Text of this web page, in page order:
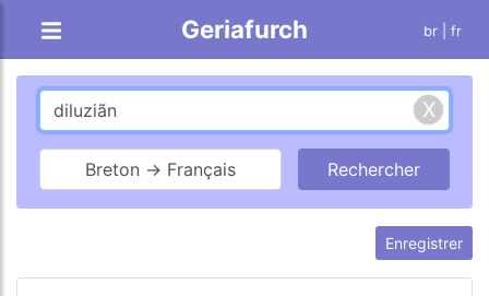
Geriafurch br | fr
Breton → Français
Enregistrer